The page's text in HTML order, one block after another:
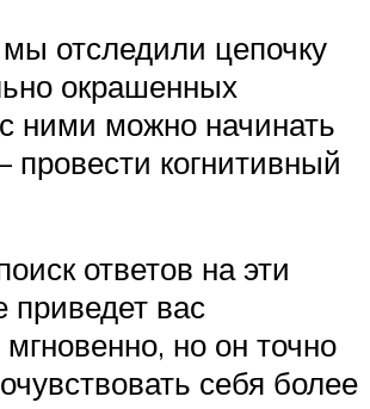
мы отследили цепочку
окрашенных
ними можно начинать
провести когнитивный
ответов на эти
приведет вас
но он точно
себя более